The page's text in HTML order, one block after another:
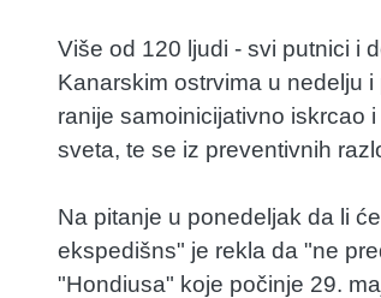
Više od 120 ljudi - svi putnici i
Kanarskim ostrvima u nedelju
ranije samoinicijativno iskrcao
sveta, te se iz preventivnih
Na pitanje u ponedeljak da li
ekspedišns" je rekla da "ne
"Hondiusa" koje počinje 29.